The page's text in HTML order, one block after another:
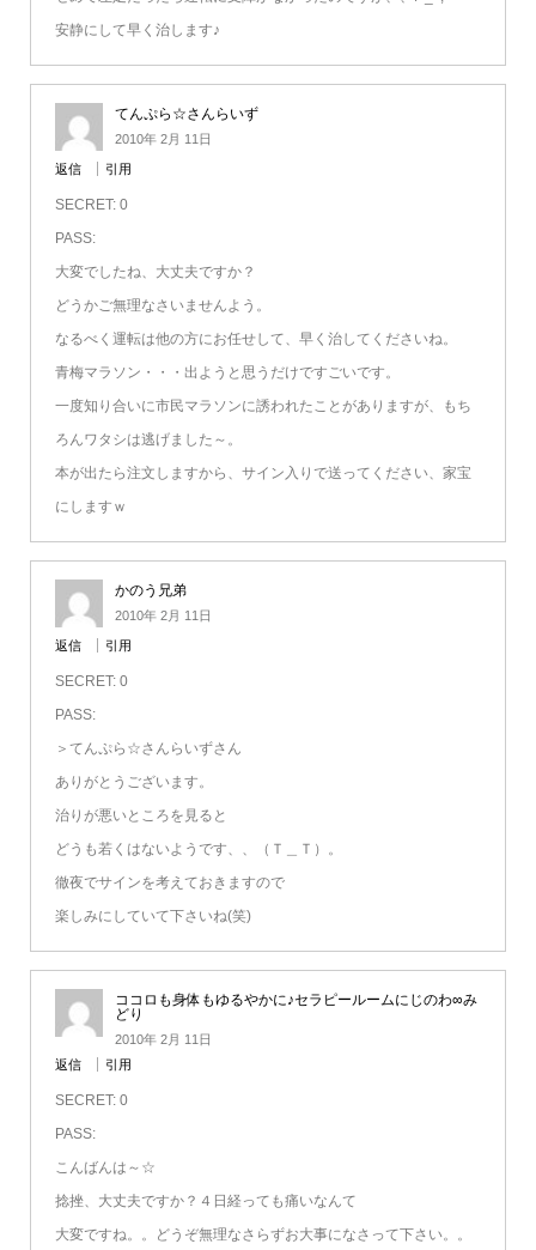
安静にして早く治します♪
てんぷら☆さんらいず
2010年 2月 11日
返信 引用
SECRET: 0
PASS:
大変でしたね、大丈夫ですか？
どうかご無理なさいませんよう。
なるべく運転は他の方にお任せして、早く治してくださいね。
青梅マラソン・・・出ようと思うだけですごいです。
一度知り合いに市民マラソンに誘われたことがありますが、もち
ろんワタシは逃げました～。
本が出たら注文しますから、サイン入りで送ってください、家宝
にしますｗ
かのう兄弟
2010年 2月 11日
返信 引用
SECRET: 0
PASS:
＞てんぷら☆さんらいずさん
ありがとうございます。
治りが悪いところを見ると
どうも若くはないようです、、（Ｔ＿Ｔ）。
徹夜でサインを考えておきますので
楽しみにしていて下さいね(笑)
ココロも身体もゆるやかに♪セラピールームにじのわ∞み
どり
2010年 2月 11日
返信
引用
SECRET: 0
PASS:
こんばんは～☆
捻挫、大丈夫ですか？４日経っても痛いなんて
大変ですね。。どうぞ無理なさらずお大事になさって下さい。。